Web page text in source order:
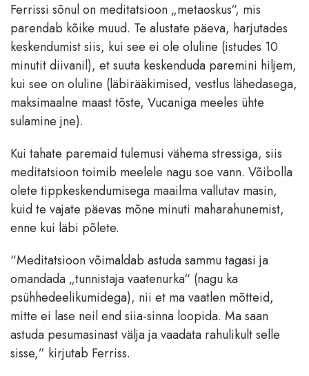
Ferrissi sõnul on meditatsioon „metaoskus“, mis
parendab kõike muud. Te alustate päeva, harjutades
keskendumist siis, kui see ei ole oluline (istudes 10
minutit diivanil), et suuta keskenduda paremini hiljem,
kui see on oluline (läbirääkimised, vestlus lähedasega,
maksimaalne maast tõste, Vucaniga meeles ühte
sulamine jne).
Kui tahate paremaid tulemusi vähema stressiga, siis
meditatsioon toimib meelele nagu soe vann. Võibolla
olete tippkeskendumisega maailma vallutav masin,
kuid te vajate päevas mõne minuti maharahunemist,
enne kui läbi põlete.
“Meditatsioon võimaldab astuda sammu tagasi ja
omandada „tunnistaja vaatenurka“ (nagu ka
psühhedeelikumidega), nii et ma vaatlen mõtteid,
mitte ei lase neil end siia-sinna loopida. Ma saan
astuda pesumasinast välja ja vaadata rahulikult selle
sisse,” kirjutab Ferriss.